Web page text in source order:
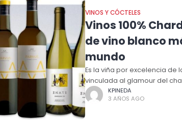
VINOS Y CÓCTELES
Vinos 100%
de vino blanco
mundo
Es la viña por excelencia de
vinculada al glamour del
KPINEDA
3 AÑOS AGO